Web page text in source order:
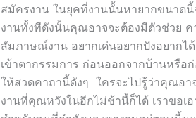
สมัครงาน ในยุคที่งานนั้นหายากขนาดนี้
งานทั้งทีดังนั้นคุณอาจจะต้องมีตัวช่วย ค
สัมภาษณ์งาน อยากเด่นอยากปังอยากได้
เข้าตากรรมการ ก่อนออกจากบ้านหรือ
ให้สวดคาถานี้ดังๆ ใครจะไปรู้ว่าคุณอา
งานที่คุณหวังในอีกไม่ช้านี้ก็ได้ เราขอเอ